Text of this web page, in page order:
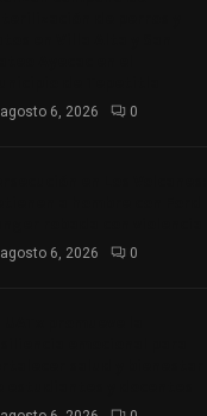
agosto 6, 2026 0
agosto 6, 2026 0